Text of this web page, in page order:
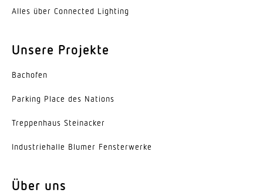
Alles über Connected Lighting
Unsere Projekte
Bachofen
Parking Place des Nations
Trep­penhaus Steinacker
Indus­trie­halle Blumer Fensterwerke
Über uns